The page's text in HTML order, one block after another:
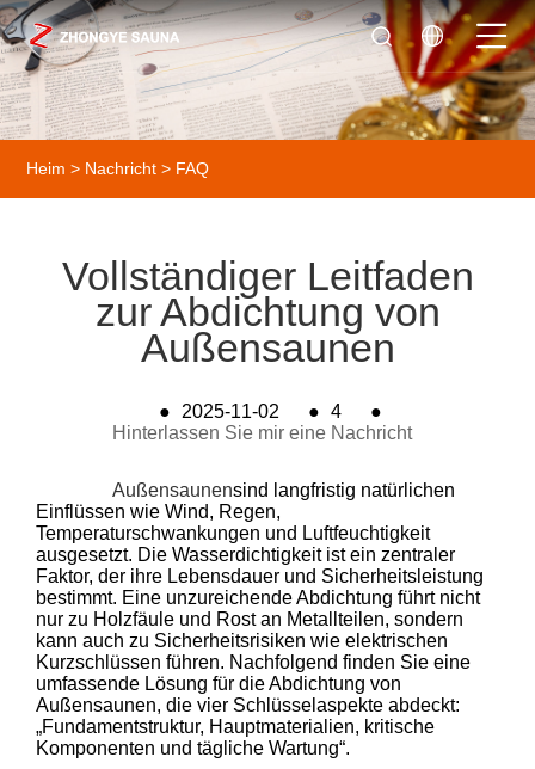
Heim > Nachricht > FAQ
Vollständiger Leitfaden
zur Abdichtung von
Außensaunen
● 2025-11-02 ● 4
●
Hinterlassen Sie mir eine Nachricht
Außensaunensind langfristig natürlichen
Einflüssen wie Wind, Regen,
Temperaturschwankungen und Luftfeuchtigkeit
ausgesetzt. Die Wasserdichtigkeit ist ein zentraler
Faktor, der ihre Lebensdauer und Sicherheitsleistung
bestimmt. Eine unzureichende Abdichtung führt nicht
nur zu Holzfäule und Rost an Metallteilen, sondern
kann auch zu Sicherheitsrisiken wie elektrischen
Kurzschlüssen führen. Nachfolgend finden Sie eine
umfassende Lösung für die Abdichtung von
Außensaunen, die vier Schlüsselaspekte abdeckt:
„Fundamentstruktur, Hauptmaterialien, kritische
Komponenten und tägliche Wartung“.